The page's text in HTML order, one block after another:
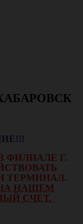
ФИЛИАЛЕ Г.
ТЕРМИНАЛ.
НАШЕМ
СЧЕТ.